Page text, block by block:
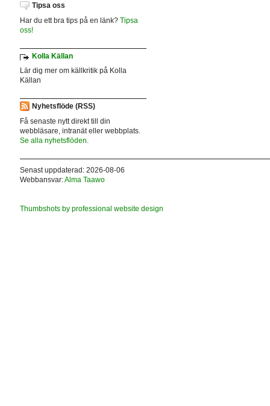
Tipsa oss
Har du ett bra tips på en länk? Tipsa
oss!
Kolla Källan
Lär dig mer om källkritik på Kolla
Källan
Nyhetsflöde (RSS)
Få senaste nytt direkt till din
webbläsare, intranät eller webbplats.
Se alla nyhetsflöden.
Senast uppdaterad: 2026-08-06
Webbansvar:Alma Taawo
Thumbshots by professional website design